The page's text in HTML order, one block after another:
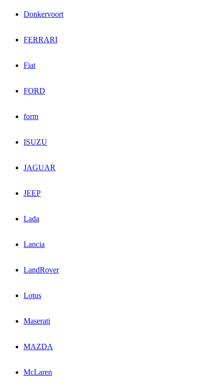
Donkervoort
FERRARI
Fiat
FORD
form
ISUZU
JAGUAR
JEEP
Lada
Lancia
LandRover
Lotus
Maserati
MAZDA
McLaren